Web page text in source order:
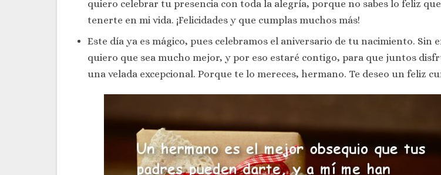
quiero celebrar tu presencia con toda la alegría, porque no sabes lo feliz
tenerte en mi vida. ¡Felicidades y que cumplas muchos más!
Este día ya es mágico, pues celebramos el aniversario de tu nacimiento. Sin
quiero que sea mucho mejor, y por eso estaré contigo, para que juntos
una velada excepcional. Porque te lo mereces, hermano. Te deseo un feliz